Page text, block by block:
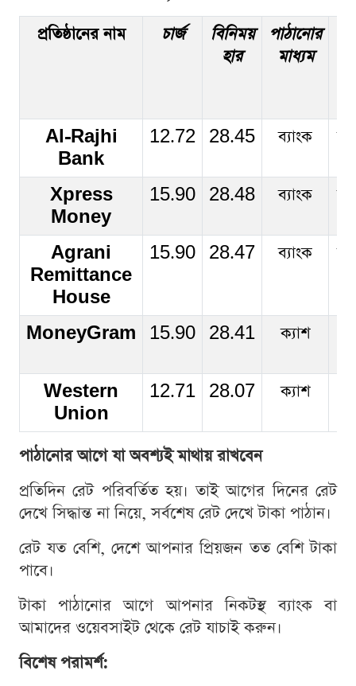
প্রতিষ্ঠানের নাম
চার্জ
বিনিময়
হার
পাঠানোর
মাধ্যম
Al-Rajhi
Bank
12.72 28.45 ব্যাংক
Xpress
Money
15.90 28.48 ব্যাংক
Agrani
Remittance
House
15.90 28.47 ব্যাংক
MoneyGram 15.90 28.41 ক্যাশ
Western
Union
12.71 28.07 ক্যাশ
পাঠানোর আগে যা অবশ্যই মাথায় রাখবেন
প্রতিদিন রেট পরিবর্তিত হয়। তাই আগের দিনের রেট
দেখে সিদ্ধান্ত না নিয়ে, সর্বশেষ রেট দেখে টাকা পাঠান।
রেট যত বেশি, দেশে আপনার প্রিয়জন তত বেশি টাকা
পাবে।
টাকা পাঠানোর আগে আপনার নিকটস্থ ব্যাংক বা
আমাদের ওয়েবসাইট থেকে রেট যাচাই করুন।
বিশেষ পরামর্শ: